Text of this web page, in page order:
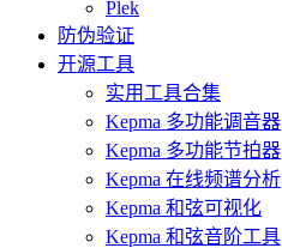
Plek
防伪验证
开源工具
实用工具合集
Kepma 多功能调音器
Kepma 多功能节拍器
Kepma 在线频谱分析
Kepma 和弦可视化
Kepma 和弦音阶工具